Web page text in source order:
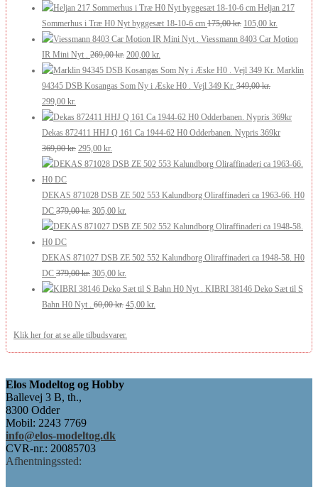
250,00 kr..200,00 kr..
oprindelige
pris
var:
210,00 kr..
aktuelle
pris
er:
126,00 kr..
Heljan 217
Sommerhus i Træ H0 Nyt byggesæt 18-10-6 cm 175,00kr. Den
oprindelige
var:
175,00 kr..
105,00 kr.
aktuelle
er:
105,00 kr..
Viessmann 8403 Car Motion
IR Mini Nyt .
269,00kr. Den
oprindelige
pris
269,00 kr..
200,00 kr.
aktuelle
pris
200,00 kr..
Marklin
94345 DSB Kosangas Som Ny i Æske H0 . Vejl 349 Kr. 349,00kr.
Den
oprindelige
pris
var:
349,00 kr..
299,00 kr.
aktuelle
pris
er:
299,00 kr..
Dekas 872411 HHJ Q 161 Ca 1944-62 H0 Odderbanen. Nypris 369kr
369,00kr. Den
oprindelige
var:
369,00 kr..
295,00 kr.
aktuelle
er:
295,00 kr..
DEKAS 871028 DSB ZE 502 553 Kalundborg Oliraffinaderi ca 1963-66. H0
DC 379,00kr. Den
oprindelige
var:
379,00 kr..
305,00 kr.
aktuelle
er:
DEKAS 871027 DSB ZE 502 552 Kalundborg Oliraffinaderi ca 1948-58. H0
DC 379,00kr. Den
oprindelige
pris
379,00 kr..
305,00 kr.
aktuelle
pris
KIBRI 38146 Deko Sæt til S
Bahn H0 Nyt .
60,00kr. Den
pris
var:
45,00 kr.
er:
Klik her for at se alle tilbudsvarer.
Elos Modeltog og Hobby
Ballevej 3 B, th.,
8300 Odder
Mobil: 2243 7769
info@elos-modeltog.dk
CVR-nr.: 20085703
Afhentningssted: